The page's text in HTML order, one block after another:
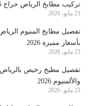
تركيب مطابخ الرياض حراج 0537148326
23 مايو، 2026
تفصيل مطابخ المنيوم
بأسعار مميزة 2026
23 مايو، 2026
تفصيل مطبخ رخيص بالرياض
والألمنيوم 2026
23 مايو، 2026